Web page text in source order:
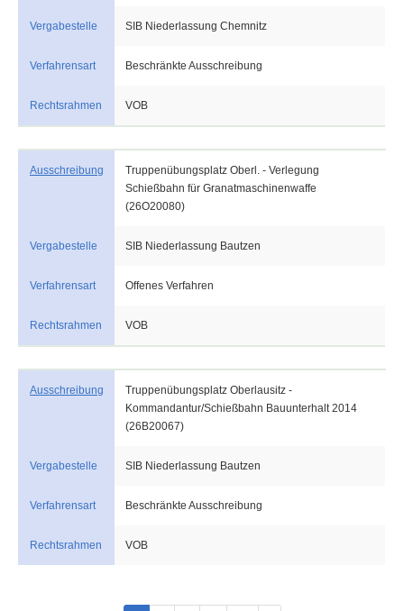
Vergabestelle SIB Niederlassung Chemnitz
Verfahrensart Beschränkte Ausschreibung
Rechtsrahmen VOB
Ausschreibung
Truppenübungsplatz Oberl. - Verlegung
Schießbahn für Granatmaschinenwaffe
(26O20080)
Vergabestelle SIB Niederlassung Bautzen
Verfahrensart Offenes Verfahren
Rechtsrahmen VOB
Ausschreibung
Truppenübungsplatz Oberlausitz -
Kommandantur/Schießbahn Bauunterhalt 2014
(26B20067)
Vergabestelle SIB Niederlassung Bautzen
Verfahrensart Beschränkte Ausschreibung
Rechtsrahmen VOB